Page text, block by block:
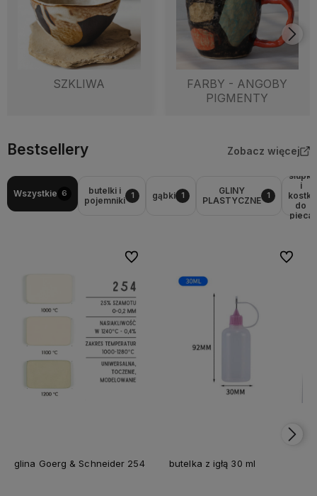
SZKLIWA
FARBY - ANGOBY
PIGMENTY
Bestsellery Zobacz więcej
Wszystkie 6
butelki i
pojemniki 1 gąbki 1
GLINY
PLASTYCZNE 1
słupki
i
kostki
do
pieca
glina Goerg & Schneider 254
Do ulubionych
butelka z igłą 30 ml
Do